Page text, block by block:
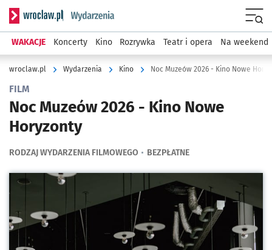
Serwis informacyjny wroclaw.pl podserwis: Wydarzenia
WAKACJE Koncerty Kino Rozrywka Teatr i opera Na weekend
wroclaw.pl Wydarzenia Kino Noc Muzeów 2026 - Kino Nowe
FILM
Noc Muzeów 2026 - Kino Nowe
Horyzonty
RODZAJ WYDARZENIA FILMOWEGO BEZPŁATNE
Kliknij, aby powiększyć